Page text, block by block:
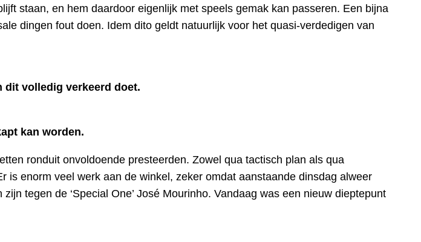
staan, en hem daardoor eigenlijk met speels gemak kan passeren. Een bijna
dingen fout doen. Idem dito geldt natuurlijk voor het quasi-verdedigen van
dit volledig verkeerd doet.
kan worden.
ronduit onvoldoende presteerden. Zowel qua tactisch plan als qua
enorm veel werk aan de winkel, zeker omdat aanstaande dinsdag alweer
tegen de ‘Special One’ José Mourinho. Vandaag was een nieuw dieptepunt